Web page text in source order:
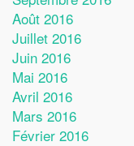
Août 2016
Juillet 2016
Juin 2016
Mai 2016
Avril 2016
Mars 2016
Février 2016